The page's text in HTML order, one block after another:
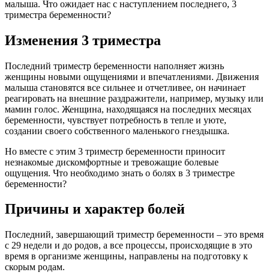
малыша. Что ожидает нас с наступлением последнего, 3
триместра беременности?
Изменения 3 триместра
Последний триместр беременности наполняет жизнь
женщины новыми ощущениями и впечатлениями. Движения
малыша становятся все сильнее и отчетливее, он начинает
реагировать на внешние раздражители, например, музыку или
мамин голос. Женщина, находящаяся на последних месяцах
беременности, чувствует потребность в тепле и уюте,
создании своего собственного маленького гнездышка.
Но вместе с этим 3 триместр беременности приносит
незнакомые дискомфортные и тревожащие болевые
ощущения. Что необходимо знать о болях в 3 триместре
беременности?
Причины и характер болей
Последний, завершающий триместр беременности – это время
с 29 недели и до родов, а все процессы, происходящие в это
время в организме женщины, направлены на подготовку к
скорым родам.